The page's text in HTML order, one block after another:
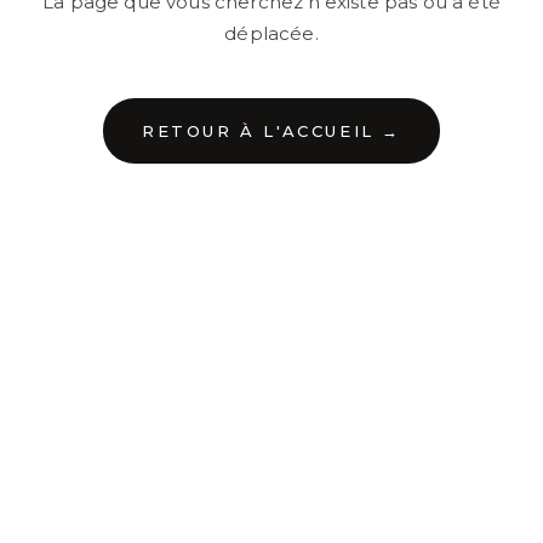
déplacée.
RETOUR À L'ACCUEIL →